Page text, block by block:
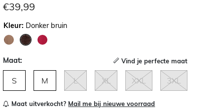
€39,99
Kleur: Donker bruin
Maat: Vind je perfecte maat
S M L XL XXL 3XL
Maat uitverkocht? Mail me bij nieuwe voorraad